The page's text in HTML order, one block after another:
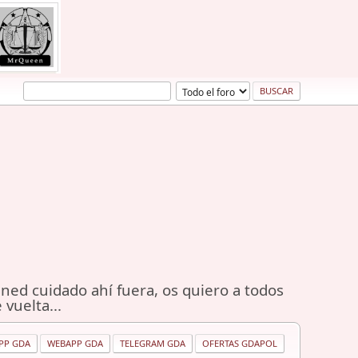
cuidado ahí fuera, os quiero a todos
vuelta...
GDA WEBAPP GDA TELEGRAM GDA OFERTAS GDAPOL